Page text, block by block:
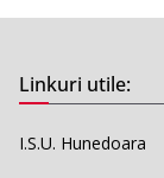
Linkuri utile:
I.S.U. Hunedoara